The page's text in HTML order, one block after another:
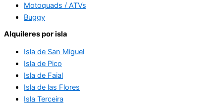
Motoquads / ATVs
Buggy
Alquileres por isla
Isla de San Miguel
Isla de Pico
Isla de Faial
Isla de las Flores
Isla Terceira